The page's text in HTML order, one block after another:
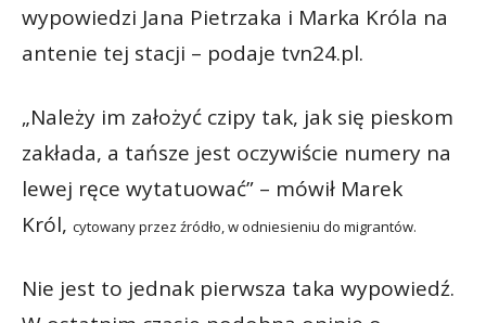
wypowiedzi Jana Pietrzaka i Marka Króla na
antenie tej stacji – podaje tvn24.pl.
„Należy im założyć czipy tak, jak się pieskom
zakłada, a tańsze jest oczywiście numery na
lewej ręce wytatuować” – mówił Marek
Król, cytowany przez źródło,w odniesieniu do migrantów.
Nie jest to jednak pierwsza taka wypowiedź.